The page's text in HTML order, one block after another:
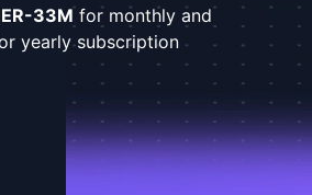
33Mfor monthly and
yearly subscription